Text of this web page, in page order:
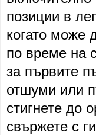
позиции в
когато може
по време на
за първите
отшуми или
стигнете до
свържете с